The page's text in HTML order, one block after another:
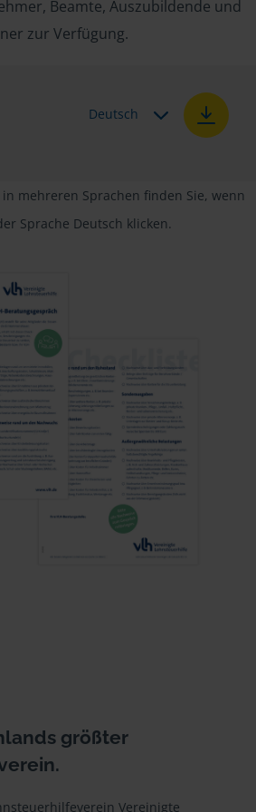
Beamte, Auszubildende und
zur Verfügung.
Deutsch
mehreren Sprachen finden Sie, wenn
Sprache Deutsch klicken.
größter
Vereinigte